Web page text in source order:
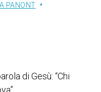
PANONT
di Gesù: “Chi